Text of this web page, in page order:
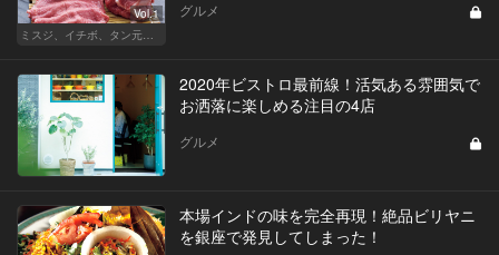
Vol.1
ミスジ、イチボ、タン元…焼肉は好きな部位で店を選ぶべし！
グルメ
2020年ビストロ最前線！活気ある雰囲気で
お洒落に楽しめる注目の4店
グルメ
本場インドの味を完全再現！絶品ビリヤニ
を銀座で発見してしまった！